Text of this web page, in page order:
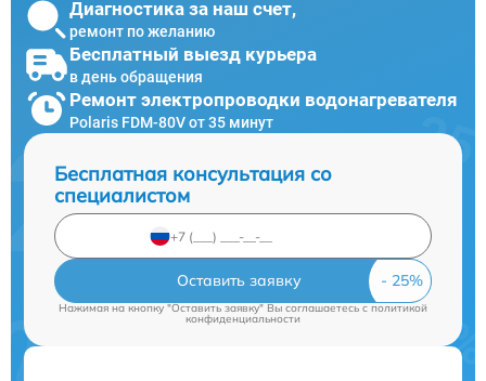
Диагностика за наш счет,
ремонт по желанию
Бесплатный выезд курьера
в день обращения
Ремонт электропроводки водонагревателя
Polaris FDM-80V от 35 минут
Бесплатная консультация со
специалистом
Оставить заявку
Нажимая на кнопку "Оставить заявку" Вы соглашаетесь cполитикой
конфиденциальности